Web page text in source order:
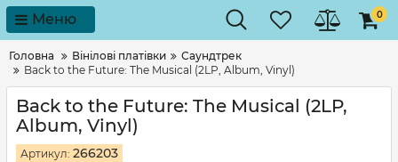
Меню 0
Головна Вінілові платівки
Саундтрек
Back to the Future: The Musical (2LP, Album, Vinyl)
Back to the Future: The Musical (2LP,
Album, Vinyl)
Артикул: 266203